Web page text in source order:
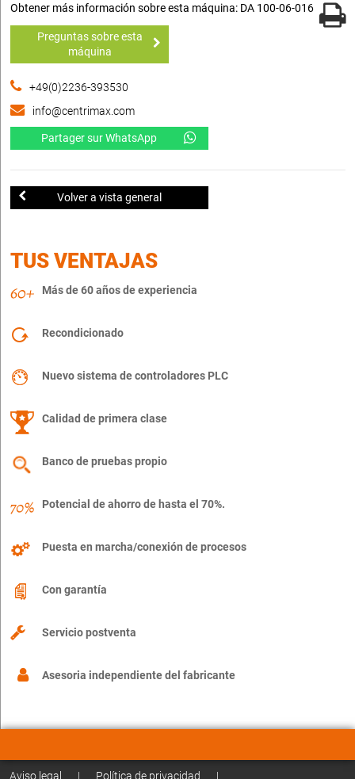
Obtener más información sobre esta máquina: DA 100-06-016
Preguntas sobre esta
máquina
+49(0)2236-393530
info@centrimax.com
Partager sur WhatsApp
Volver a vista general
TUS VENTAJAS
Más de 60 años de experiencia
Recondicionado
Nuevo sistema de controladores PLC
Calidad de primera clase
Banco de pruebas propio
Potencial de ahorro de hasta el 70%.
Puesta en marcha/conexión de procesos
Con garantía
Servicio postventa
Asesoria independiente del fabricante
Aviso legal | Política de privacidad |